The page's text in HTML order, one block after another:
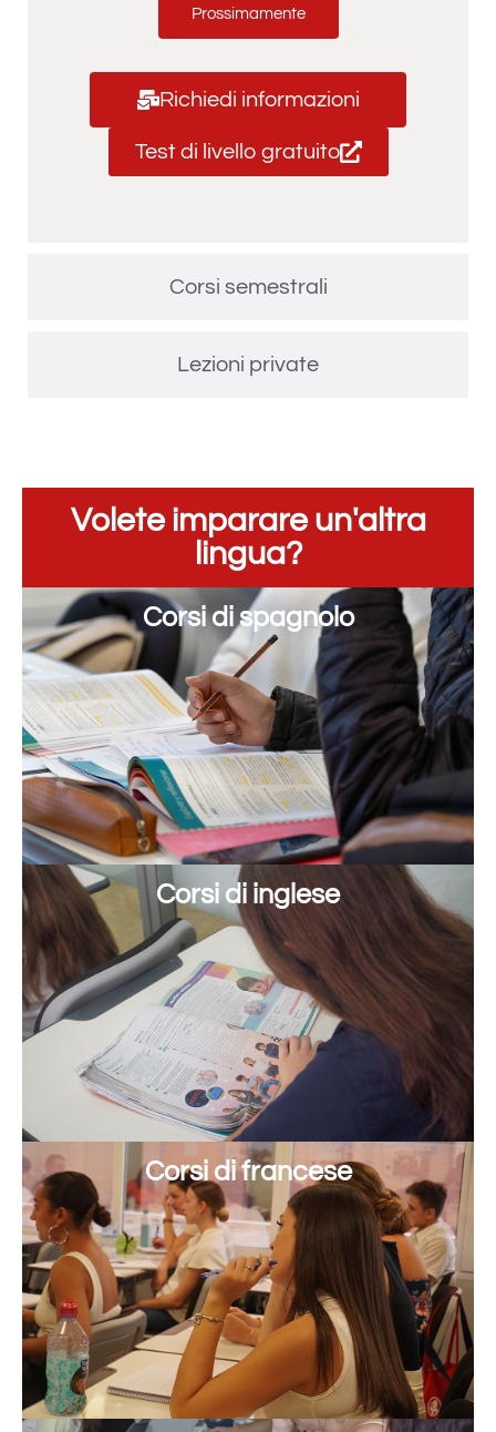
Corsi semestrali
Lezioni private
Prossimamente
Richiedi informazioni
Test di livello gratuito
Volete imparare un'altra
lingua?
Corsi di spagnolo
Corsi di inglese
Corsi di francese